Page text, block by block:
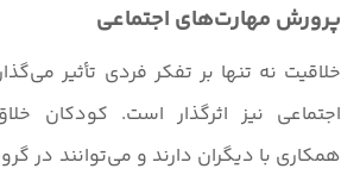
پرورش مهارت‌های اجتماعی
خلاقیت نه تنها بر تفکر فردی تأثیر
اجتماعی نیز اثرگذار است. کودکان
همکاری با دیگران دارند و می‌توانند در